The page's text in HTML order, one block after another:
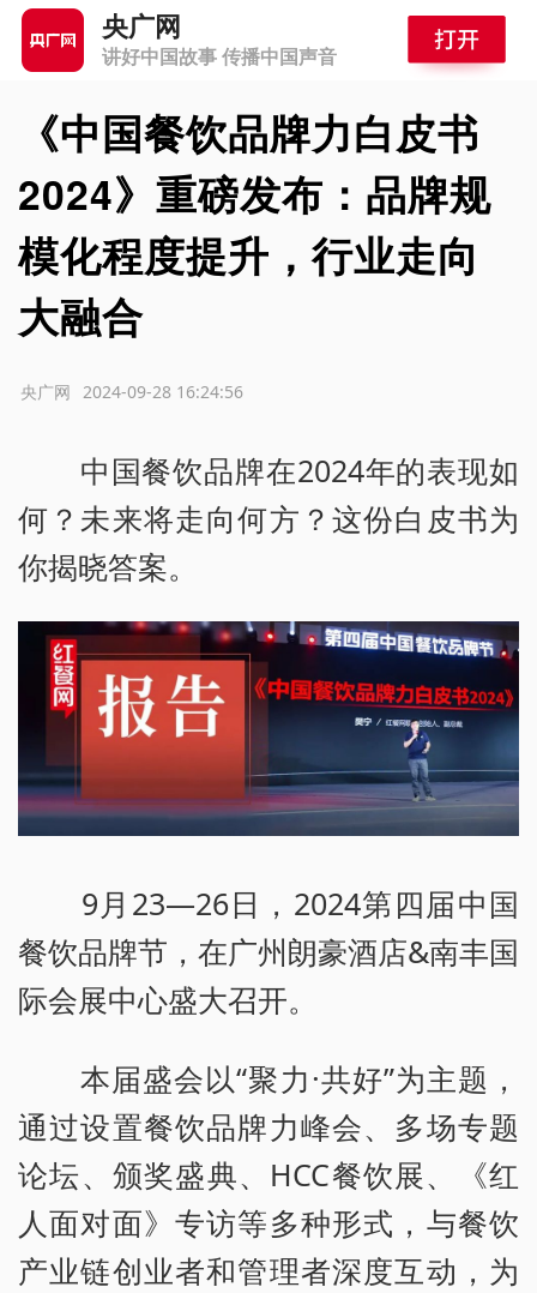
央广网
讲好中国故事 传播中国声音
《中国餐饮品牌力白皮书
2024》重磅发布：品牌规
模化程度提升，行业走向
大融合
2024-09-28 16:24:56
央广网
中国餐饮品牌在2024年的表现如
何？未来将走向何方？这份白皮书为
你揭晓答案。
9月23—26日，2024第四届中国
餐饮品牌节，在广州朗豪酒店&南丰国
际会展中心盛大召开。
本届盛会以“聚力·共好”为主题，
通过设置餐饮品牌力峰会、多场专题
论坛、颁奖盛典、HCC餐饮展、《红
人面对面》专访等多种形式，与餐饮
产业链创业者和管理者深度互动，为